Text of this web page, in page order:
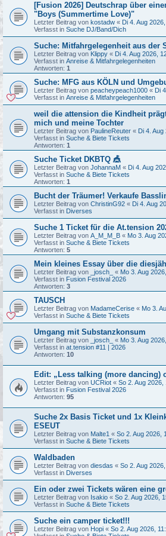
[Fusion 2026] Deutschrap über
"Boys (Summertime Love)"
Letzter Beitrag von kostadw « Di 4. Aug
Verfasst in Suche DJ/Band/Dich
Suche: Mitfahrgelegenheit aus der
Letzter Beitrag von Klippy « Di 4. Aug 2026,
Verfasst in Anreise & Mitfahrgelegenheiten
Antworten: 1
Suche: MFG aus KÖLN und
Letzter Beitrag von peacheypeach1000 « Di
Verfasst in Anreise & Mitfahrgelegenheiten
weil die attension die Kindheit
mich und meine Tochter
Letzter Beitrag von PaulineReuter « Di 4.
Verfasst in Suche & Biete Tickets
Antworten: 1
Suche Ticket DKBTQ 🎪
Letzter Beitrag von JohannaM « Di 4. Aug
Verfasst in Suche & Biete Tickets
Antworten: 1
Bucht der Träumer! Verkaufe
Letzter Beitrag von ChristinG92 « Di 4. Aug
Verfasst in Diverses
Suche 1 Ticket für die At.tension
Letzter Beitrag von A_M_M_B « Mo 3. Aug
Verfasst in Suche & Biete Tickets
Antworten: 5
Mein kleines Essay über die
Letzter Beitrag von _josch_ « Mo 3. Aug
Verfasst in Fusion Festival 2026
Antworten: 3
TAUSCH
Letzter Beitrag von MadameCerise « Mo 3.
Verfasst in Suche & Biete Tickets
Umgang mit Substanzkonsum
Letzter Beitrag von _josch_ « Mo 3. Aug
Verfasst in at.tension #11 | 2026
Antworten: 10
Edit: „Less talking (more dancing)
Letzter Beitrag von UCRiot « So 2. Aug 2026,
Verfasst in Fusion Festival 2026
Antworten: 95
Suche 2x Basis Ticket und 1x
ESEUT
Letzter Beitrag von Malte1 « So 2. Aug 2026,
Verfasst in Suche & Biete Tickets
Waldbaden
Letzter Beitrag von diesdas « So 2. Aug
Verfasst in Diverses
Ein oder zwei Tickets wären eine
Letzter Beitrag von Isakio « So 2. Aug 2026,
Verfasst in Suche & Biete Tickets
Suche ein camper ticket!!!
Letzter Beitrag von Hopi « So 2. Aug 2026,